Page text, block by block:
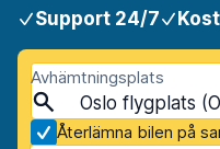
Support 24/7
Avhämtningsplats
Oslo flygplats
Återlämna bilen på